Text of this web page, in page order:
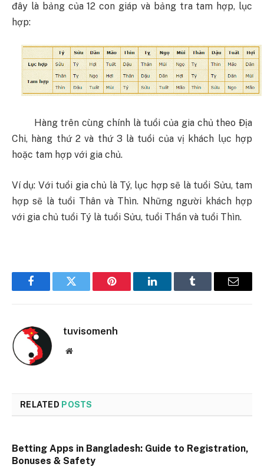
đây là bảng của 12 con giáp và bảng tra tam hợp, lục
hợp:
Hàng trên cùng chính là tuổi của gia chủ theo Địa
Chi, hàng thứ 2 và thứ 3 là tuổi của vị khách lục hợp
hoặc tam hợp với gia chủ.
Ví dụ: Với tuổi gia chủ là Tý, lục hợp sẽ là tuổi Sửu, tam
hợp sẽ là tuổi Thân và Thìn. Những người khách hợp
với gia chủ tuổi Tý là tuổi Sửu, tuổi Thần và tuổi Thìn.
FacebookTwitter Pinterest LinkedInTumblr Email
tuvisomenh
Website
RELATED POSTS
Betting Apps in Bangladesh: Guide to Registration,
Bonuses & Safety